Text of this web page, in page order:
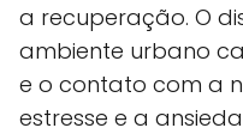
a recuperação. O
ambiente urbano
e o contato com a
estresse e a